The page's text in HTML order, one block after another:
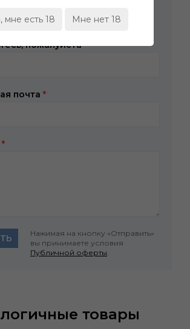
пожалуйста*
почта *
*
Нажимая на кнопку «Отправить»
вы принимаете условия
Публичной оферты
товары
мне есть 18 Мне нет 18